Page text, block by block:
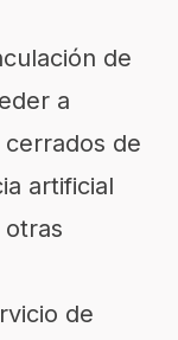
de
a
de
artificial
de